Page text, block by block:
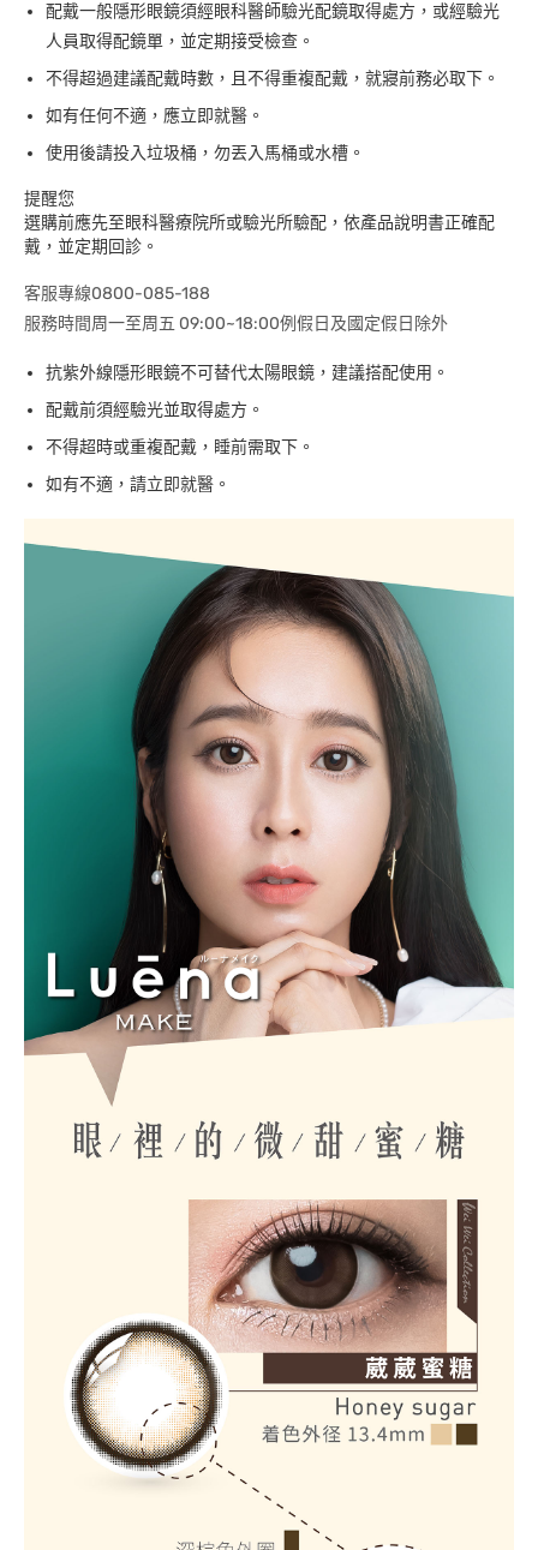
配戴一般隱形眼鏡須經眼科醫師驗光配鏡取得處方，或經驗光
人員取得配鏡單，並定期接受檢查。
不得超過建議配戴時數，且不得重複配戴，就寢前務必取下。
如有任何不適，應立即就醫。
使用後請投入垃圾桶，勿丟入馬桶或水槽。
提醒您
選購前應先至眼科醫療院所或驗光所驗配，依產品說明書正確配
戴，並定期回診。
客服專線0800-085-188
服務時間周一至周五 09:00~18:00例假日及國定假日除外
抗紫外線隱形眼鏡不可替代太陽眼鏡，建議搭配使用。
配戴前須經驗光並取得處方。
不得超時或重複配戴，睡前需取下。
如有不適，請立即就醫。